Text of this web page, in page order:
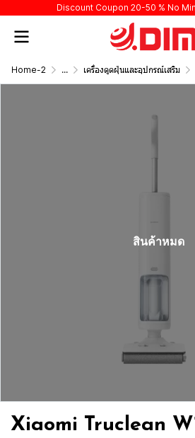
Discount Coupon 20-50 % No
Home-2 ... เครื่องดูดฝุ่นและอุปกรณ์เสริม
สินค้าหมด
Xiaomi Truclean